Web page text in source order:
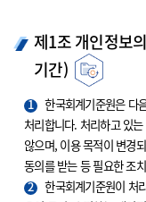
제1조 개인정보
기간)
1
한국회계기준원은 다
처리합니다. 처리하고 있
않으며, 이용 목적이 변경
동의를 받는 등 필요한 조
2
한국회계기준원이 처